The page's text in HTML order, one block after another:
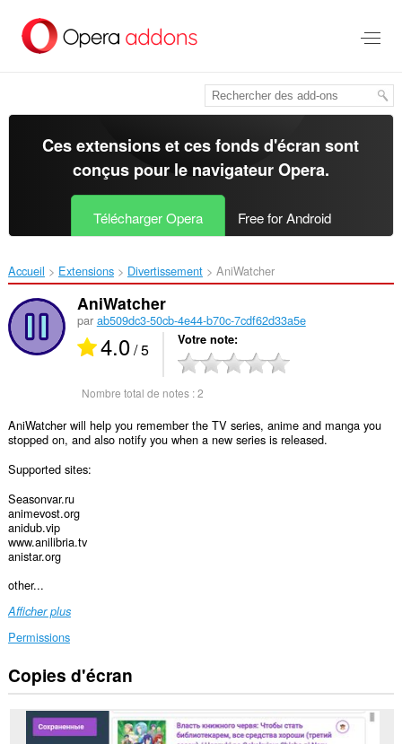
contenu
Ces extensions et ces fonds d'écran sont
conçus pour le navigateur Opera.
Télécharger Opera Free for Android
Accueil Extensions Divertissement AniWatcher‎
AniWatcher
par ab509dc3-50cb-4e44-b70c-7cdf62d33a5e
4.0/ 5 Votre note
Nombre total de notes :2
AniWatcher will help you remember the TV series, anime and manga you
stopped on, and also notify you when a new series is released.
Supported sites:
Seasonvar.ru
animevost.org
anidub.vip
www.anilibria.tv
anistar.org
other...
Afficher plus
Permissions
Cette
extension
accéder
Copies d'écran